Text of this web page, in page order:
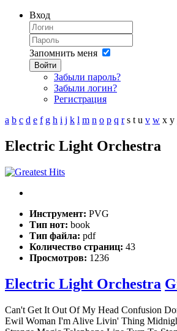
Вход
Запомнить меня
Войти
Забыли пароль?
Забыли логин?
Регистрация
a b c d e f g h i j k l m n o p q r s t u v w x y
Electric Light Orchestra
Инструмент: PVG
Тип нот: book
Тип файла: pdf
Количество страниц: 43
Просмотров: 1236
Electric Light Orchestra
Can't Get It Out Of My Head Confusion
Ewil Woman I'm Alive Livin' Thing